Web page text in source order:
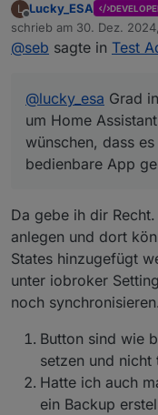
dass es für
würde - das
ein paar
json rum
Lösung freuen,
verwendet
möglich.
L
Offline
Lucky_ESA
schrieb am 30. Dez. 2024,
zuletzt editiert von
@seb sagte in Test
@lucky_esa Grad
um Home
wünschen, dass
bedienbare App
Da gebe ih dir
anlegen und dort
States hinzugefügt
unter iobroker
noch synchronisieren.
Button sind wie
setzen und
Hatte ich auch
ein Backup